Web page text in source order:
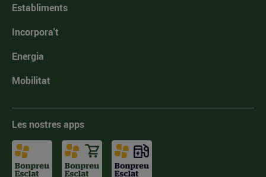
Establiments
Incorpora't
Energia
Mobilitat
Les nostres apps